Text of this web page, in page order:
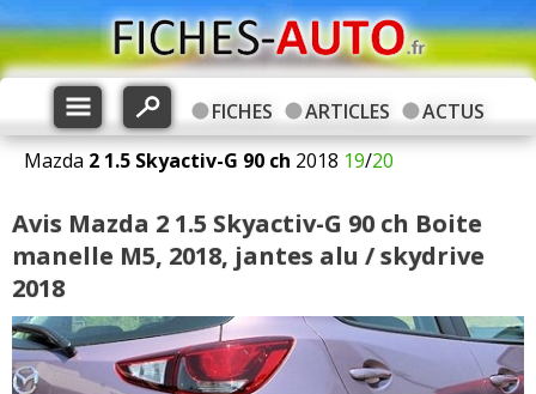
FICHES ARTICLES
ACTUS
Mazda 2 1.5 Skyactiv-G 90 ch 2018 19/20
Avis Mazda 2 1.5 Skyactiv-G 90 ch Boite
manelle M5, 2018, jantes alu / skydrive
2018